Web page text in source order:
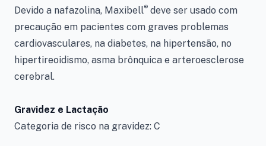
Devido a nafazolina, Maxibell® deve ser usado com
precaução em pacientes com graves problemas
cardiovasculares, na diabetes, na hipertensão, no
hipertireoidismo, asma brônquica e arteroesclerose
cerebral.
Gravidez e Lactação
Categoria de risco na gravidez: C